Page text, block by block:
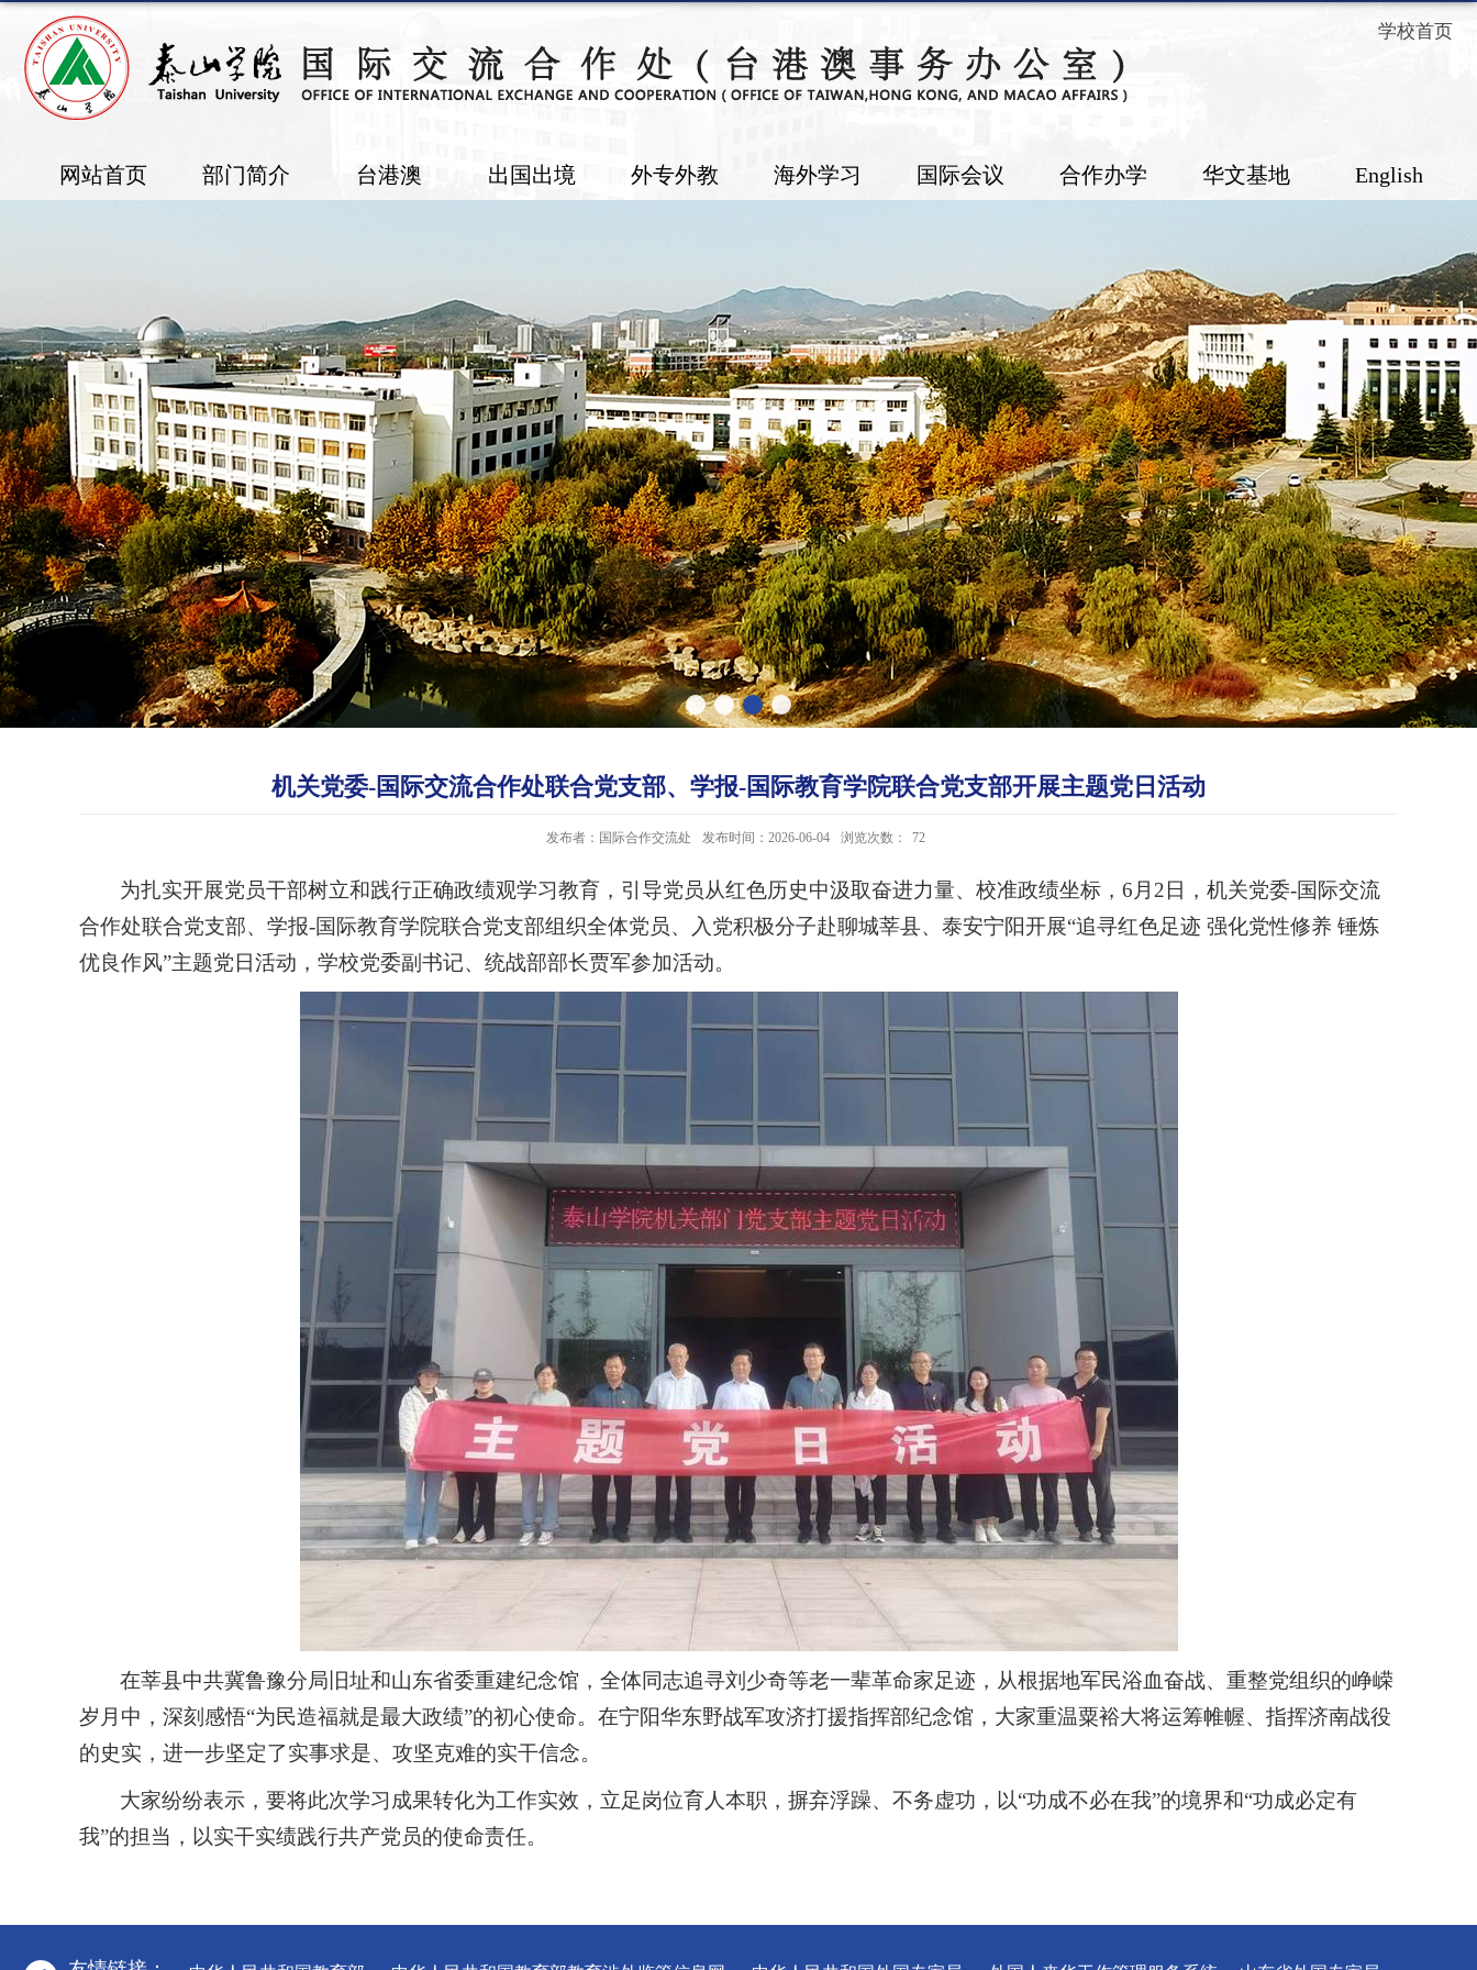
学校首页
网站首页 部门简介 台港澳 出国出境 外专外教 海外学习 国际会议 合作办学 华文基地 English
机关党委-国际交流合作处联合党支部、学报-国际教育学院联合党支部开展主题党日活动
发布者：国际合作交流处 发布时间：2026-06-04 浏览次数： 72
为扎实开展党员干部树立和践行正确政绩观学习教育，引导党员从红色历史中汲取奋进力量、校准政绩坐标， 6月2日，机关党委-国际交流
合作处联合党支部、学报-国际教育学院联合党支部组织全体党员、入党积极分子赴聊城莘县、泰安宁阳开展“追寻红色足迹 强化党性修养 锤炼
优良作风”主题党日活动，学校党委副书记、统战部部长贾军参加活动。
在莘县中共冀鲁豫分局旧址和山东省委重建纪念馆，全体同志追寻刘少奇等老一辈革命家足迹，从根据地军民浴血奋战、重整党组织的峥嵘
岁月中，深刻感悟“为民造福就是最大政绩”的初心使命。在宁阳华东野战军攻济打援指挥部纪念馆，大家重温粟裕大将运筹帷幄、指挥济南战役
的史实，进一步坚定了实事求是、攻坚克难的实干信念。
大家纷纷表示，要将此次学习成果转化为工作实效，立足岗位育人本职，摒弃浮躁、不务虚功，以“功成不必在我”的境界和“功成必定有
我”的担当，以实干实绩践行共产党员的使命责任。